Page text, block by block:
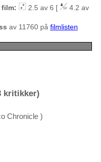
film:
2.5 av 6 [
4.2 av
av 11760 på filmlisten
kritikker)
Chronicle )